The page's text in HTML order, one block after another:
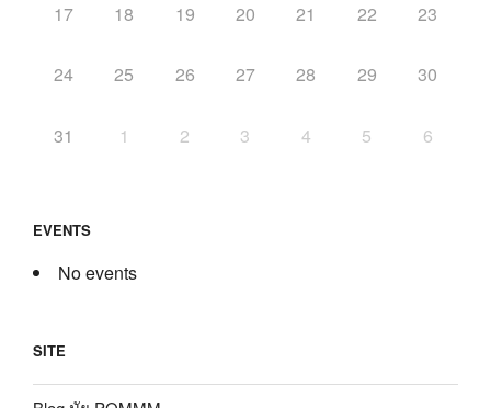
17 18 19 20 21 22 23
24 25 26 27 28 29 30
31 1 2 3 4 5 6
EVENTS
No events
SITE